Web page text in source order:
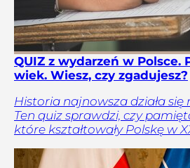
QUIZ z wydarzeń w Polsce.
wiek. Wiesz, czy zgadujesz?
Historia najnowsza działa się
Ten quiz sprawdzi, czy
które kształtowały Polskę w